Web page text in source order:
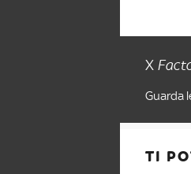
X
Guarda
TI